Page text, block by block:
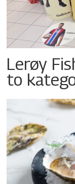
Lerøy
to